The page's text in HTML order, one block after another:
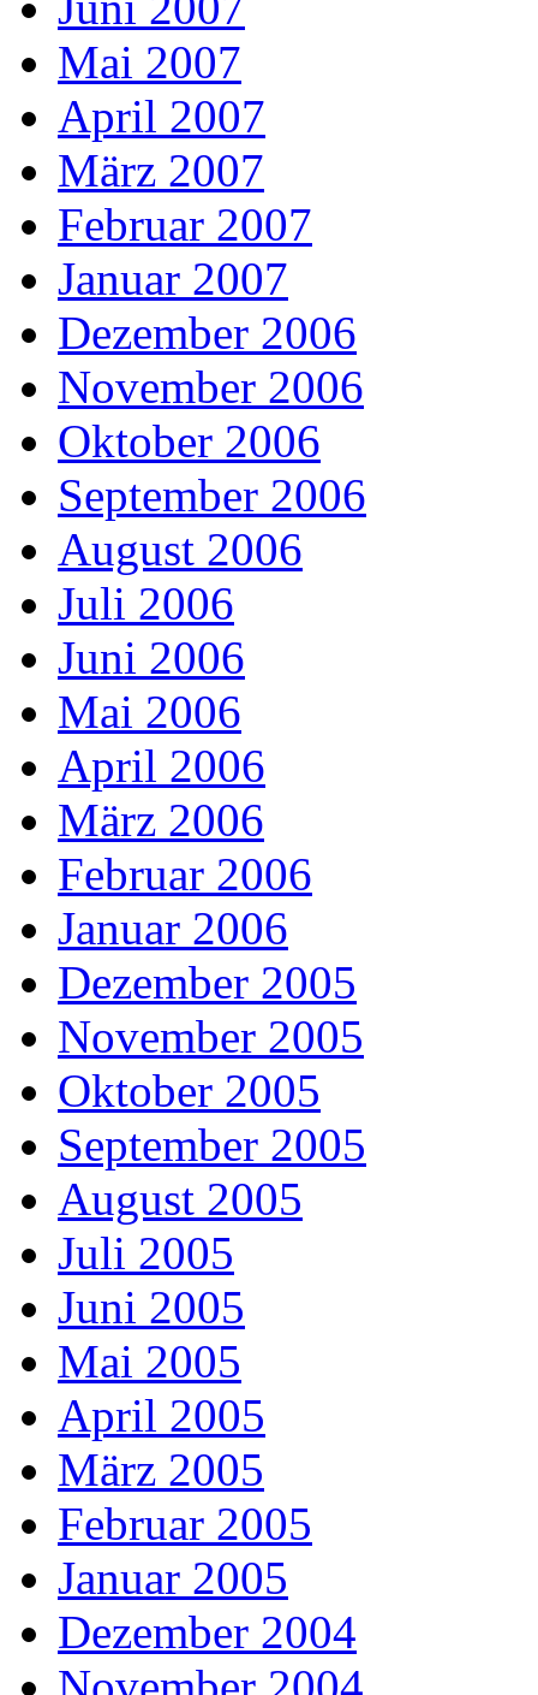
Mai 2007
April 2007
März 2007
Februar 2007
Januar 2007
Dezember 2006
November 2006
Oktober 2006
September 2006
August 2006
Juli 2006
Juni 2006
Mai 2006
April 2006
März 2006
Februar 2006
Januar 2006
Dezember 2005
November 2005
Oktober 2005
September 2005
August 2005
Juli 2005
Juni 2005
Mai 2005
April 2005
März 2005
Februar 2005
Januar 2005
Dezember 2004